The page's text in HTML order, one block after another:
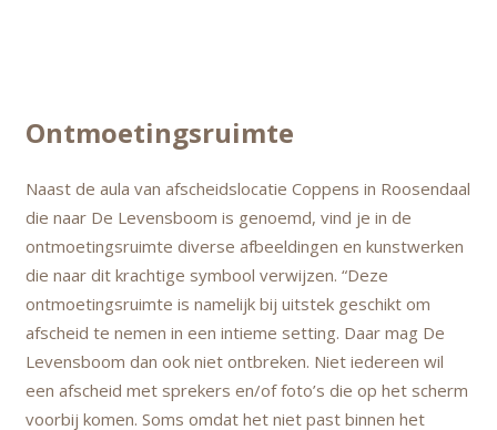
Ontmoetingsruimte
Naast de aula van afscheidslocatie Coppens in Roosendaal
die naar De Levensboom is genoemd, vind je in de
ontmoetingsruimte diverse afbeeldingen en kunstwerken
die naar dit krachtige symbool verwijzen. “Deze
ontmoetingsruimte is namelijk bij uitstek geschikt om
afscheid te nemen in een intieme setting. Daar mag De
Levensboom dan ook niet ontbreken. Niet iedereen wil
een afscheid met sprekers en/of foto’s die op het scherm
voorbij komen. Soms omdat het niet past binnen het